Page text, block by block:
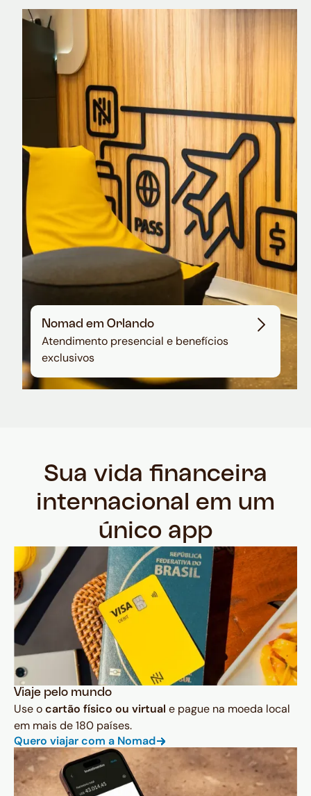
Nomad Explorer
Cartão de crédito brasileiro com cashback
em dólar
Nomad em Orlando
Atendimento presencial e benefícios
exclusivos
Sua vida financeira
internacional em um
único app
Viaje pelo mundo
Use ocartão físico ou virtual e pague na moeda local
em mais de 180 países.
Quero viajar com a Nomad